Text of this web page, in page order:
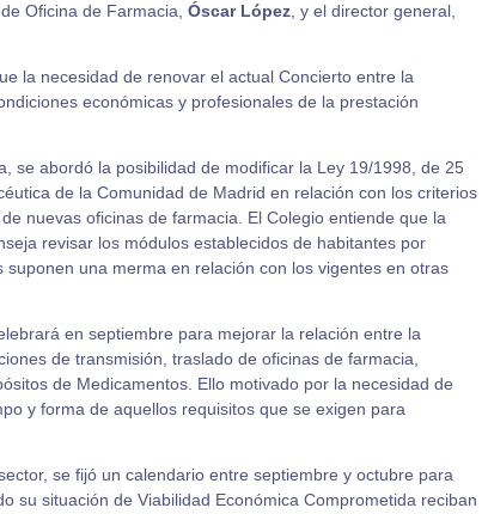
Oficina de Farmacia, Óscar López, y el director general,
la necesidad de renovar el actual Concierto entre la
económicas y profesionales de la prestación
se abordó la posibilidad de modificar la Ley 19/1998, de 25
de la Comunidad de Madrid en relación con los criterios
nuevas oficinas de farmacia. El Colegio entiende que la
revisar los módulos establecidos de habitantes por
una merma en relación con los vigentes en otras
en septiembre para mejorar la relación entre la
de transmisión, traslado de oficinas de farmacia,
de Medicamentos. Ello motivado por la necesidad de
y forma de aquellos requisitos que se exigen para
se fijó un calendario entre septiembre y octubre para
su situación de Viabilidad Económica Comprometida reciban